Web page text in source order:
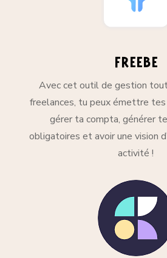
Freebe
Avec cet outil de gestion
freelances, tu peux émettre
gérer ta compta, générer
obligatoires et avoir une vision
activité !